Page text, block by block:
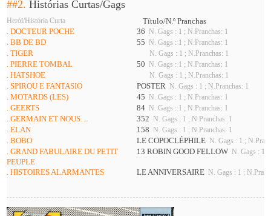
##2.Histórias Curtas/Gags
Herói/História Curta
Título/N.º Pranchas
. DOCTEUR POCHE
36 N. Gags : 1 ; N.Pranchas: 1
. BB DE BD 55 N. Gags : 1 ; N.Pranchas: 1
. TIGER N. Gags : 1 ; N.Pranchas: 1
. PIERRE TOMBAL 50 N. Gags : 1 ; N.Pranchas: 1
. HATSHOE N. Gags : 1 ; N.Pranchas: 1
. SPIROU E FANTASIO POSTER N. Gags : 1 ; N.Pranchas: 1
. MOTARDS (LES) 45 N. Gags : 1 ; N.Pranchas: 1
. GEERTS 84 N. Gags : 1 ; N.Pranchas: 1
. GERMAIN ET NOUS… 352 N. Gags : 1 ; N.Pranchas: 1
. ELAN 158 N. Gags : 1 ; N.Pranchas: 1
. BOBO LE COPOCLÉPHILE N. Gags : 1 ;
. GRAND FABULAIRE DU PETIT
PEUPLE
13 ROBIN GOOD FELLOW N. Gags : 1 ;
. HISTOIRES ALARMANTES LE ANNIVERSAIRE N. Gags : 1 ;